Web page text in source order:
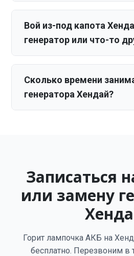
Вой из-под капота
генератор или что-то
Сколько времени
генератора Хендай?
Записаться
или замену
Горит лампочка АКБ на
бесплатно. Перезвоним в